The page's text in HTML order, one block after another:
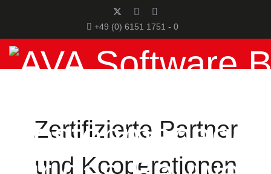
+49 (0) 6151 1751 - 0
Zertifizierte Partner
und Kooperationen